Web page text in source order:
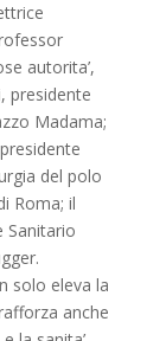
autorita’,
presidente
Madama;
del polo
Roma; il
Sanitario
solo eleva la
anche